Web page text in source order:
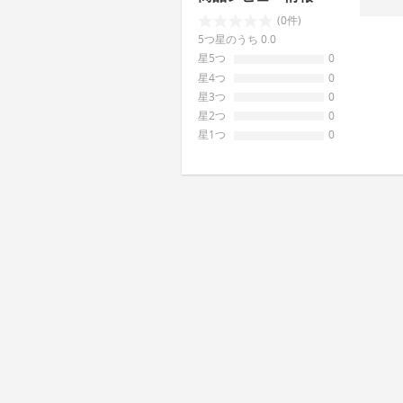
(0件)
5つ星のうち 0.0
星5つ
0
星4つ
0
星3つ
0
星2つ
0
星1つ
0